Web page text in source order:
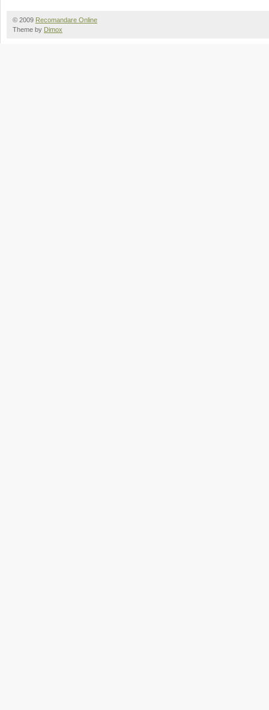
© 2009 Recomandare Online
Theme by Dimox